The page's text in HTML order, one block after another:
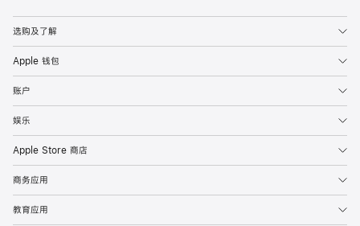
选购及了解
Apple 钱包
账户
娱乐
Apple Store 商店
商务应用
教育应用